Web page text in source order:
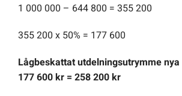
1 000 000 – 644 800 = 355 200
355 200 x 50% = 177 600
Lågbeskattat utdelningsutrymme
177 600 kr = 258 200 kr